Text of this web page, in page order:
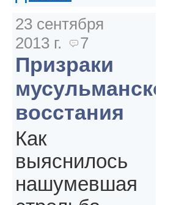
23 сентября
2013 г.
7
Призраки
мусульманского
восстания
Как
выяснилось
нашумевшая